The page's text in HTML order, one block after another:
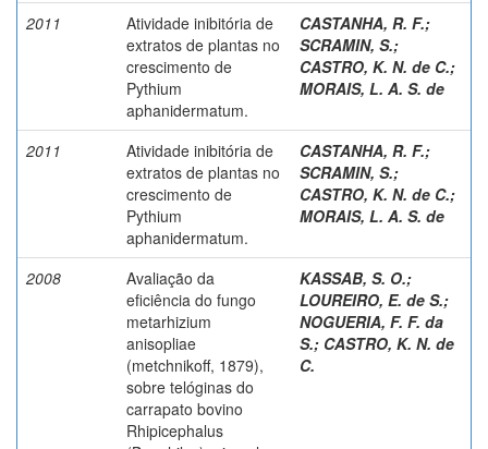
2011
Atividade inibitória de
extratos de plantas no
crescimento de
Pythium
aphanidermatum.
CASTANHA, R. F.;
SCRAMIN, S.;
CASTRO, K. N. de C.;
MORAIS, L. A. S. de
2011
Atividade inibitória de
extratos de plantas no
crescimento de
Pythium
aphanidermatum.
CASTANHA, R. F.;
SCRAMIN, S.;
CASTRO, K. N. de C.;
MORAIS, L. A. S. de
2008
Avaliação da
eficiência do fungo
metarhizium
anisopliae
(metchnikoff, 1879),
sobre telóginas do
carrapato bovino
Rhipicephalus
KASSAB, S. O.;
LOUREIRO, E. de S.;
NOGUERIA, F. F. da
S.; CASTRO, K. N. de
C.